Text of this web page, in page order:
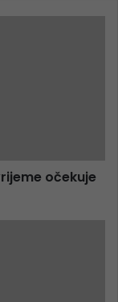
očekuje